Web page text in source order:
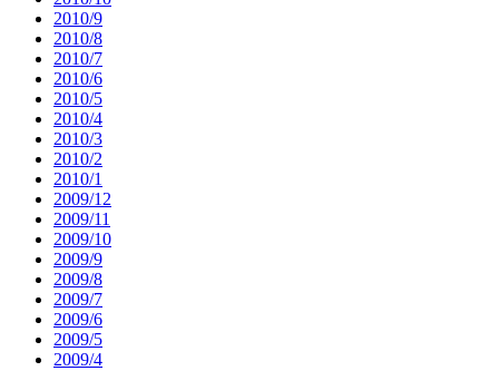
2010/9
2010/8
2010/7
2010/6
2010/5
2010/4
2010/3
2010/2
2010/1
2009/12
2009/11
2009/10
2009/9
2009/8
2009/7
2009/6
2009/5
2009/4